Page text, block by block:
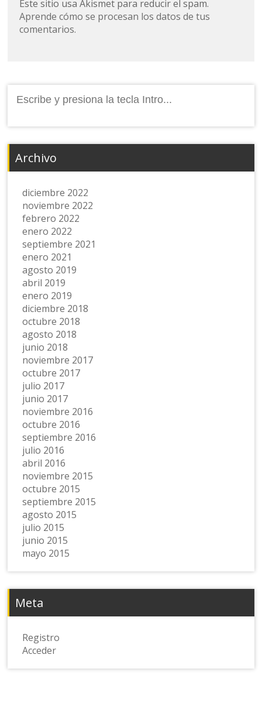
Este sitio usa Akismet para reducir el spam.
Aprende cómo se procesan los datos de tus
comentarios.
Archivo
diciembre 2022
noviembre 2022
febrero 2022
enero 2022
septiembre 2021
enero 2021
agosto 2019
abril 2019
enero 2019
diciembre 2018
octubre 2018
agosto 2018
junio 2018
noviembre 2017
octubre 2017
julio 2017
junio 2017
noviembre 2016
octubre 2016
septiembre 2016
julio 2016
abril 2016
noviembre 2015
octubre 2015
septiembre 2015
agosto 2015
julio 2015
junio 2015
mayo 2015
Meta
Registro
Acceder